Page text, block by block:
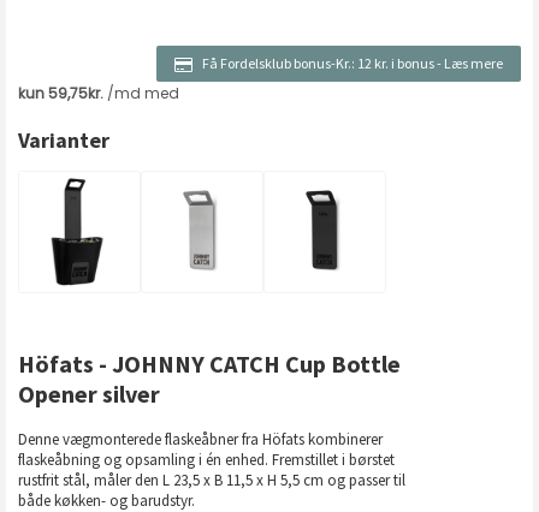
Få Fordelsklub bonus-Kr.: 12 kr. i bonus- Læs mere
Varianter
Höfats - JOHNNY CATCH Cup Bottle
Opener silver
Denne vægmonterede flaskeåbner fra Höfats kombinerer
flaskeåbning og opsamling i én enhed. Fremstillet i børstet
rustfrit stål, måler den L 23,5 x B 11,5 x H 5,5 cm og passer til
både køkken- og barudstyr.